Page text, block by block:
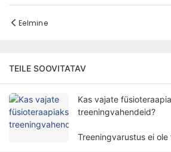
Eelmine
TEILE SOOVITATAV
Kas vajate
treeningvahendeid?
Treeningvarustus ei